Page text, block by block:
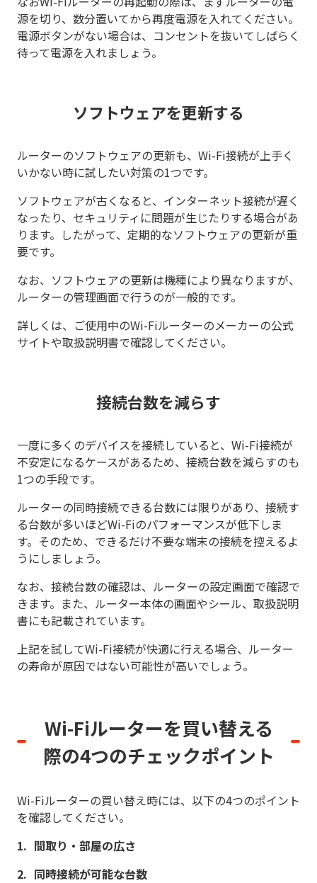
源を切り、数分置いてから再度電源を入れてください。
電源ボタンがない場合は、コンセントを抜いてしばらく
待って電源を入れましょう。
ソフトウェアを更新する
ルーターのソフトウェアの更新も、Wi-Fi接続が上手く
いかない時に試したい対策の1つです。
ソフトウェアが古くなると、インターネット接続が遅く
なったり、セキュリティに問題が生じたりする場合があ
ります。したがって、定期的なソフトウェアの更新が重
要です。
なお、ソフトウェアの更新は機種により異なりますが、
ルーターの管理画面で行うのが一般的です。
詳しくは、ご使用中のWi-Fiルーターのメーカーの公式
サイトや取扱説明書で確認してください。
接続台数を減らす
一度に多くのデバイスを接続していると、Wi-Fi接続が
不安定になるケースがあるため、接続台数を減らすのも
1つの手段です。
ルーターの同時接続できる台数には限りがあり、接続す
る台数が多いほどWi-Fiのパフォーマンスが低下しま
す。そのため、できるだけ不要な端末の接続を控えるよ
うにしましょう。
なお、接続台数の確認は、ルーターの設定画面で確認で
きます。また、ルーター本体の画面やシール、取扱説明
書にも記載されています。
上記を試してWi-Fi接続が快適に行える場合、ルーター
の寿命が原因ではない可能性が高いでしょう。
Wi-Fiルーターを買い替える
際の4つのチェックポイント
Wi-Fiルーターの買い替え時には、以下の4つのポイント
を確認してください。
間取り・部屋の広さ
同時接続が可能な台数